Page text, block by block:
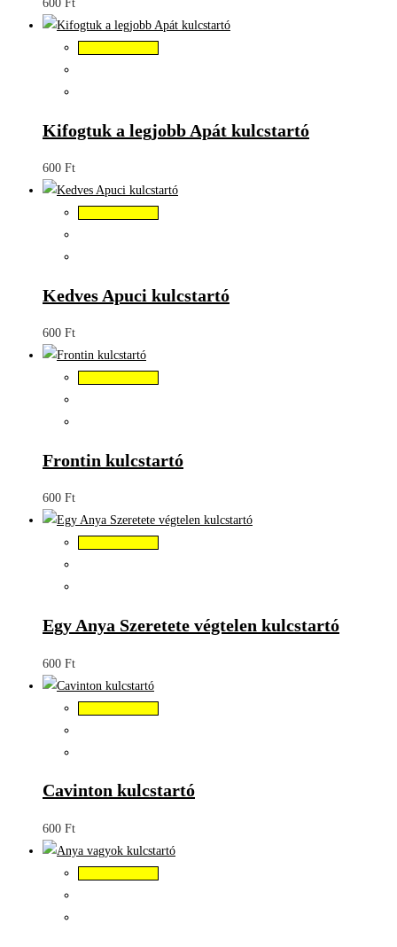
600 Ft
Kifogtuk a legjobb Apát kulcstartó
600 Ft
Kedves Apuci kulcstartó
600 Ft
Frontin kulcstartó
600 Ft
Egy Anya Szeretete végtelen kulcstartó
600 Ft
Cavinton kulcstartó
600 Ft